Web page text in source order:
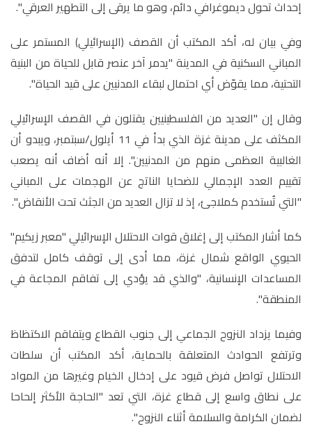
إحداث تحول ديموغرافي دائم، وهو ما يرقى إلى التطهير العرقي"
.
وفي بيان له، أكد المكتب أن القصف (الإسرائيلي) المستمر على
المباني السكنية في المدينة "يدمر آخر عنصر قابل للحياة من البنية
التحتية، مما يقوّض أي احتمال لبقاء المدنيين على قيد الحياة"
.
وقال إن "العديد من الفلسطينيين يقتلون في القصف الإسرائيلي
المكثف على مدينة غزة الذي بدأ في 11 أيلول/سبتمبر، ويبدو أن
الغالبية العظمى منهم من المدنيين". إلا أنه أضاف أنه يصعب
تقييم العدد الإجمالي للضحايا الناتج عن الهجمات على المباني
"التي تُستخدم كملاجئ، إذ لا تزال العديد من الجثث تحت الأنقاض"
.
كما أشار المكتب إلى إغلاق قوات الاحتلال الإسرائيلي "معبر زيكيم"
الحيوي الواقع شمال غزة، مما أدى إلى توقف كامل لتدفق
المساعدات الإنسانية، "والذي قد يؤدي إلى تفاقم المجاعة في
المنطقة"
.
وفيما يزداد النزوح الجماعي إلى جنوب القطاع ويتفاقم الاكتظاظ
وترتفع الحوادث المتعلقة بالحماية، أكد المكتب أن سلطات
الاحتلال تواصل فرض قيود على إدخال الخيام وغيرها من المواد
على نطاق واسع إلى قطاع غزة، التي تعد "الحاجة الأكثر إلحاحا
لضمان الكرامة والسلامة أثناء النزوح"
.